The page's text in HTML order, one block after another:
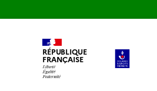
RÉPUBLIQUE
FRANÇAISE